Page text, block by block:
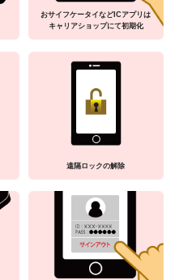
おサイフケータイなどICアプリは
キャリアショップにて初期化
遠隔ロックの解除